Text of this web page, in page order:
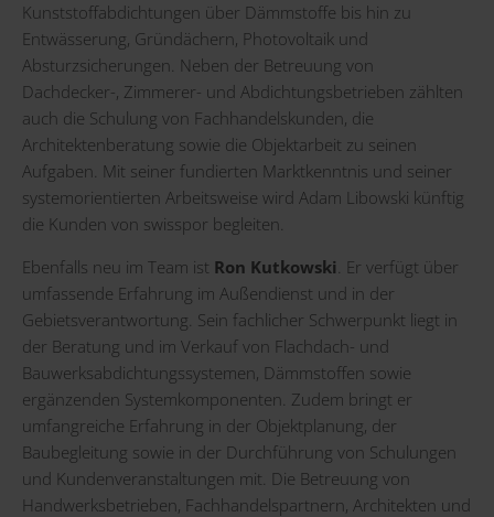
Kunststoffabdichtungen über Dämmstoffe bis hin zu
Entwässerung, Gründächern, Photovoltaik und
Absturzsicherungen. Neben der Betreuung von
Dachdecker-, Zimmerer- und Abdichtungsbetrieben zählten
auch die Schulung von Fachhandelskunden, die
Architektenberatung sowie die Objektarbeit zu seinen
Aufgaben. Mit seiner fundierten Marktkenntnis und seiner
systemorientierten Arbeitsweise wird Adam Libowski künftig
die Kunden von swisspor begleiten.
Ebenfalls neu im Team ist Ron Kutkowski. Er verfügt über
umfassende Erfahrung im Außendienst und in der
Gebietsverantwortung. Sein fachlicher Schwerpunkt liegt in
der Beratung und im Verkauf von Flachdach- und
Bauwerksabdichtungssystemen, Dämmstoffen sowie
ergänzenden Systemkomponenten. Zudem bringt er
umfangreiche Erfahrung in der Objektplanung, der
Baubegleitung sowie in der Durchführung von Schulungen
und Kundenveranstaltungen mit. Die Betreuung von
Handwerksbetrieben, Fachhandelspartnern, Architekten und